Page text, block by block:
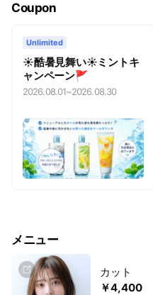
Coupon
Unlimited
☀酷暑見舞い☀ミントキ
ャンペーン🚩
2026.08.01~2026.08.30
メニュー
￥4,400
カット